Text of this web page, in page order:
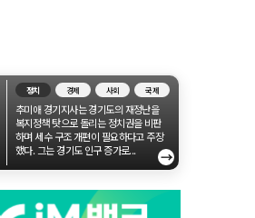
정치 경제 사회 국제
추미애 경기지사는 경기도의 재정난을
복지정책 탓으로 돌리는 정치권을 비판
하며 세수 구조 개편이 필요하다고 주장
했다. 그는 경기도 인구 증가로...
→